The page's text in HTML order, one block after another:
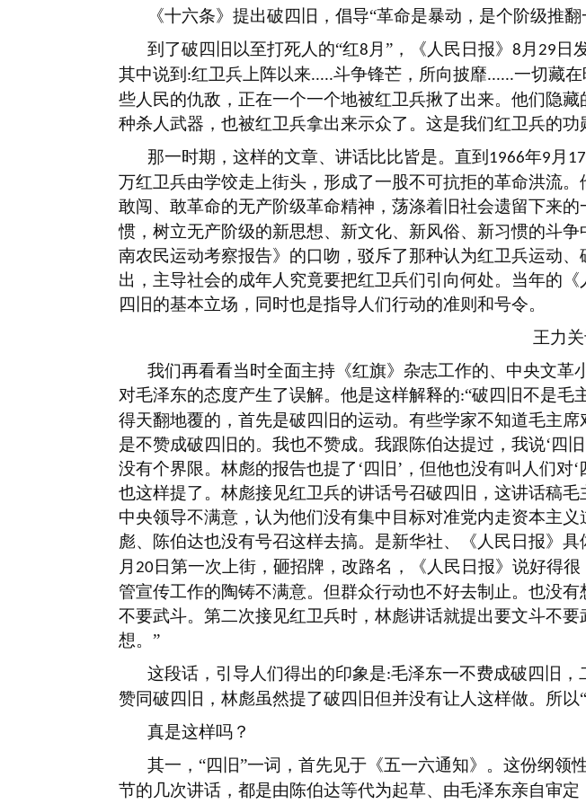
《十六条》提出破四旧，倡导“革命是暴动，是个阶级推
到了破四旧以至打死人的“红8 月”，《人民日报》 8 月 29 日
其中说到 :红卫兵上阵以来.....斗争锋芒，所向披靡......一切藏
些人民的仇敌，正在一个一个地被红卫兵揪了出来。他们隐
种杀人武器，也被红卫兵拿出来示众了。这是我们红卫兵的功
那一时期，这样的文章、讲话比比皆是。直到 1966年9 月 17
万红卫兵由学饺走上街头，形成了一股不可抗拒的革命洪流
敢闯、敢革命的无产阶级革命精神，荡涤着旧社会遗留下来的
惯，树立无产阶级的新思想、新文化、新风俗、新习惯的斗
南农民运动考察报告》的口吻，驳斥了那种认为红卫兵运动
出，主导社会的成年人究竟要把红卫兵们引向何处。当年的
四旧的基本立场，同时也是指导人们行动的准则和号令。
王力
我们再看看当时全面主持《红旗》杂志工作的、中央文
对毛泽东的态度产生了误解。他是这样解释的:“破四旧不是毛
得天翻地覆的，首先是破四旧的运动。有些学家不知道毛主
是不赞成破四旧的。我也不赞成。我跟陈伯达提过，我说‘四
没有个界限。林彪的报告也提了‘四旧’，但他也没有叫人们
也这样提了。林彪接见红卫兵的讲话号召破四旧，这讲话稿
中央领导不满意，认为他们没有集中目标对准党内走资本主
彪、陈伯达也没有号召这样去搞。是新华社、《人民日报》
月 20 日第一次上街，砸招牌，改路名，《人民日报》说好得
管宣传工作的陶铸不满意。但群众行动也不好去制止。也没
不要武斗。第二次接见红卫兵时，林彪讲话就提出要文斗不
想。”
这段话，引导人们得出的印象是:毛泽东一不费成破四旧
赞同破四旧，林彪虽然提了破四旧但并没有让人这样做。所以
真是这样吗？
其一， “四旧”一词，首先见于《五一六通知》。这份纲领
节的几次讲话，都是由陈伯达等代为起草、由毛泽东亲自审